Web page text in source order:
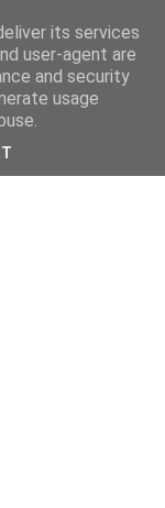
its services
user-agent are
and security
usage